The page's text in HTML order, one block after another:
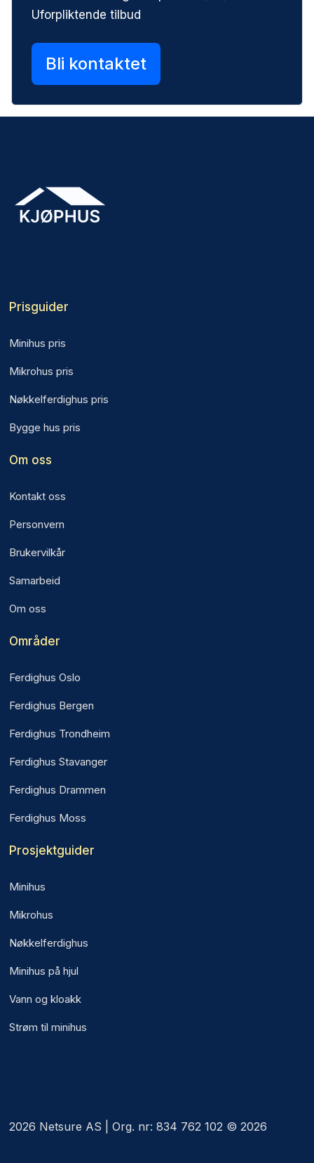
Uforpliktende tilbud
Bli kontaktet
Prisguider
Minihus pris
Mikrohus pris
Nøkkelferdighus pris
Bygge hus pris
Om oss
Kontakt oss
Personvern
Brukervilkår
Samarbeid
Om oss
Områder
Ferdighus Oslo
Ferdighus Bergen
Ferdighus Trondheim
Ferdighus Stavanger
Ferdighus Drammen
Ferdighus Moss
Prosjektguider
Minihus
Mikrohus
Nøkkelferdighus
Minihus på hjul
Vann og kloakk
Strøm til minihus
2026 Netsure AS | Org. nr: 834 762 102 © 2026